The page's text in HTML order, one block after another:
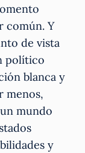
común. Y
de vista
político
blanca y
menos,
mundo
y